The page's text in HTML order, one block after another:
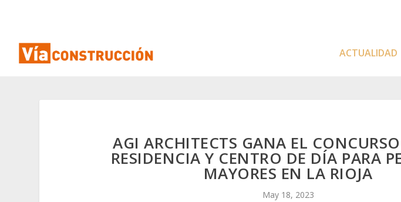
ACTUALIDAD
AGI ARCHITECTS GANA EL
RESIDENCIA Y CENTRO DE DÍA PARA
MAYORES EN LA RIOJA
May 18, 2023